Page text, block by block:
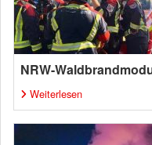
NRW-
Weiterlesen